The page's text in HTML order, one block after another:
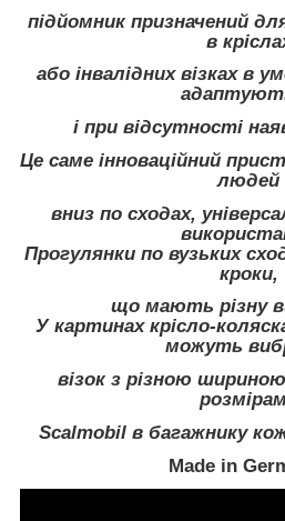
підйомник призначений
в
або інвалідних візках в
і при відсутності
Це саме інноваційний
людей
вниз по сходах,
Прогулянки по вузьких
кроки,
що мають різну
У картинах крісло-
можуть
візок з різною шириною
Scalmobil в багажнику
Made in